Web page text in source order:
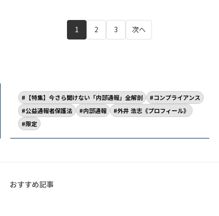
1 2 3 次へ
【特集】今さら聞けない「内部通報」全解剖
コンプライアンス
公益通報者保護法
内部通報
外井 浩志《プロフィール》
限定